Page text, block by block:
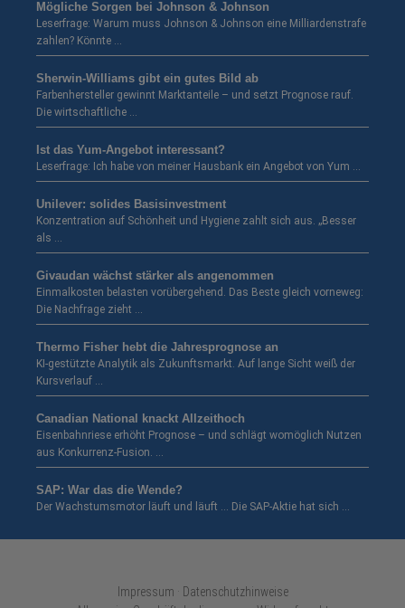
Mögliche Sorgen bei Johnson & Johnson
Leserfrage: Warum muss Johnson & Johnson eine Milliardenstrafe
zahlen? Könnte …
Sherwin-Williams gibt ein gutes Bild ab
Farbenhersteller gewinnt Marktanteile – und setzt Prognose rauf.
Die wirtschaftliche …
Ist das Yum-Angebot interessant?
Leserfrage: Ich habe von meiner Hausbank ein Angebot von Yum …
Unilever: solides Basisinvestment
Konzentration auf Schönheit und Hygiene zahlt sich aus. „Besser
als …
Givaudan wächst stärker als angenommen
Einmalkosten belasten vorübergehend. Das Beste gleich vorneweg:
Die Nachfrage zieht …
Thermo Fisher hebt die Jahresprognose an
KI-gestützte Analytik als Zukunftsmarkt. Auf lange Sicht weiß der
Kursverlauf …
Canadian National knackt Allzeithoch
Eisenbahnriese erhöht Prognose – und schlägt womöglich Nutzen
aus Konkurrenz-Fusion. …
SAP: War das die Wende?
Der Wachstumsmotor läuft und läuft … Die SAP-Aktie hat sich …
Impressum · Datenschutzhinweise